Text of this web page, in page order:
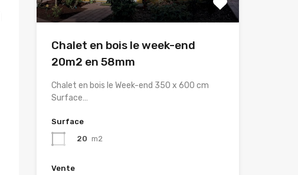
Chalet en bois le week-end
20m2 en 58mm
Chalet en bois le Week-end 350 x 600 cm
Surface…
Surface
20 m2
Vente